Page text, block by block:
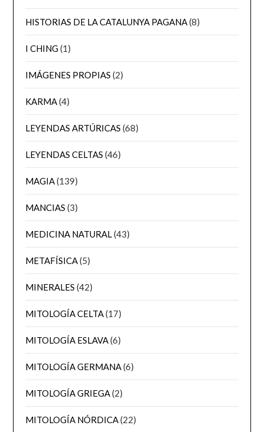
HISTORIAS DE LA CATALUNYA PAGANA(8)
I CHING(1)
IMÁGENES PROPIAS (2)
KARMA(4)
LEYENDAS ARTÚRICAS (68)
LEYENDAS CELTAS (46)
MAGIA(139)
MANCIAS (3)
MEDICINA NATURAL(43)
METAFÍSICA(5)
MINERALES (42)
MITOLOGÍA CELTA(17)
MITOLOGÍA ESLAVA(6)
MITOLOGÍA GERMANA(6)
MITOLOGÍA GRIEGA(2)
MITOLOGÍA NÓRDICA(22)